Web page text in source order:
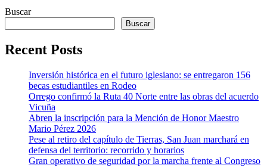
Buscar
Buscar
Recent Posts
Inversión histórica en el futuro iglesiano: se entregaron 156
becas estudiantiles en Rodeo
Orrego confirmó la Ruta 40 Norte entre las obras del acuerdo
Vicuña
Abren la inscripción para la Mención de Honor Maestro
Mario Pérez 2026
Pese al retiro del capítulo de Tierras, San Juan marchará en
defensa del territorio: recorrido y horarios
Gran operativo de seguridad por la marcha frente al Congreso